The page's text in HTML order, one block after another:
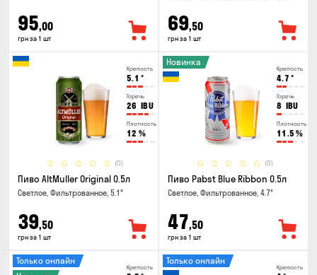
95,00
грн за 1 шт
69,50
грн за 1 шт
Крепость
5.1 °
Горечь
26 IBU
Плотность
12 %
(0)
Пиво AltMuller Original 0.5л
Светлое, Фильтрованное, 5.1°
39,50
грн за 1 шт
Крепость
4.7 °
Горечь
8 IBU
Плотность
11.5 %
(0)
Новинка
Пиво Pabst Blue Ribbon 0.5л
Светлое, Фильтрованное, 4.7°
47,50
грн за 1 шт
Крепость
Только онлайн
Крепость
Только онлайн